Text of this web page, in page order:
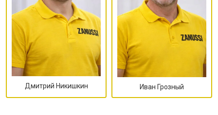
Дмитрий Никишкин Иван Грозный